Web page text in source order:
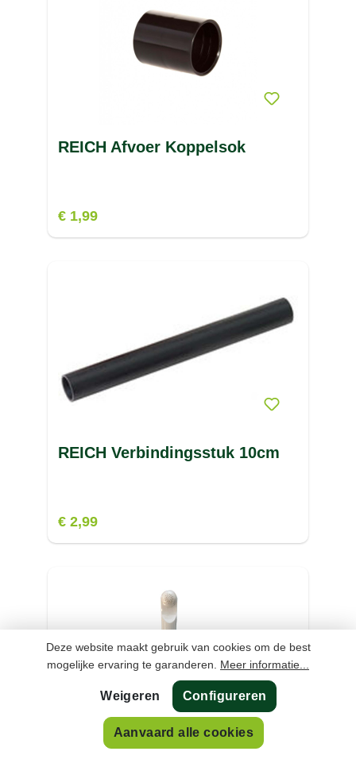
REICH Afvoer Koppelsok
€ 1,99
REICH Verbindingsstuk 10cm
€ 2,99
Deze website maakt gebruik van cookies om de best
mogelijke ervaring te garanderen. Meer informatie...
Weigeren Configureren
Aanvaard alle cookies